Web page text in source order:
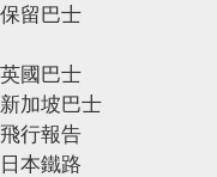
保留巴士
英國巴士
新加坡巴士
飛行報告
日本鐵路